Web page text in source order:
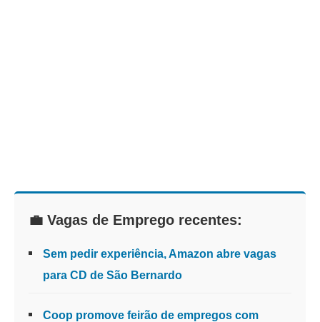
💼 Vagas de Emprego recentes:
Sem pedir experiência, Amazon abre vagas
para CD de São Bernardo
Coop promove feirão de empregos com